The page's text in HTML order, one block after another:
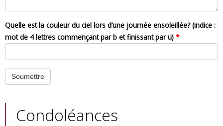
Quelle est la couleur du ciel lors d’une journée ensoleillée? (indice :
mot de 4 lettres commençant par b et finissant par u) *
Condoléances